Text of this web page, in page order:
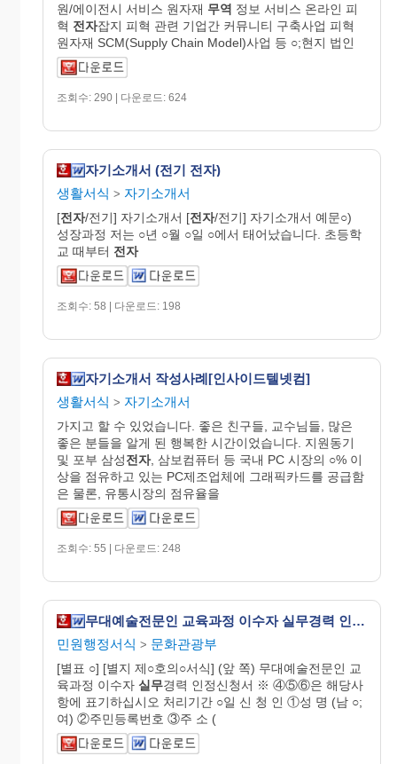
원/에이전시 서비스 원자재 무역 정보 서비스 온라인 피
혁 전자잡지 피혁 관련 기업간 커뮤니티 구축사업 피혁
원자재 SCM(Supply Chain Model)사업 등 ○;현지 법인
조회수: 290 | 다운로드: 624
자기소개서 (전기 전자)
생활서식 > 자기소개서
[전자/전기] 자기소개서 [전자/전기] 자기소개서 예문○)
성장과정 저는 ○년 ○월 ○일 ○에서 태어났습니다. 초등학
교 때부터 전자
조회수: 58 | 다운로드: 198
자기소개서 작성사례[인사이드텔넷컴]
생활서식 > 자기소개서
가지고 할 수 있었습니다. 좋은 친구들, 교수님들, 많은
좋은 분들을 알게 된 행복한 시간이었습니다. 지원동기
및 포부 삼성전자, 삼보컴퓨터 등 국내 PC 시장의 ○% 이
상을 점유하고 있는 PC제조업체에 그래픽카드를 공급함
은 물론, 유통시장의 점유율을
조회수: 55 | 다운로드: 248
무대예술전문인 교육과정 이수자 실무경력 인정신청서
민원행정서식 > 문화관광부
[별표 ○] [별지 제○호의○서식] (앞 쪽) 무대예술전문인 교
육과정 이수자 실무경력 인정신청서 ※ ④⑤⑥은 해당사
항에 표기하십시오 처리기간 ○일 신 청 인 ①성 명 (남 ○;
여) ②주민등록번호 ③주 소 (